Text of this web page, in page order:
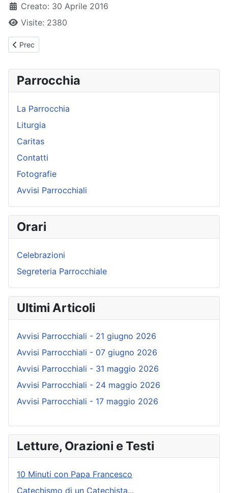
Creato: 30 Aprile 2016
Visite: 2380
Articolo precedente: Papa Francesco - Udienza Giubilare - 22-
Prec
Parrocchia
La Parrocchia
Liturgia
Caritas
Contatti
Fotografie
Avvisi Parrocchiali
Orari
Celebrazioni
Segreteria Parrocchiale
Ultimi Articoli
Avvisi Parrocchiali - 21 giugno 2026
Avvisi Parrocchiali - 07 giugno 2026
Avvisi Parrocchiali - 31 maggio 2026
Avvisi Parrocchiali - 24 maggio 2026
Avvisi Parrocchiali - 17 maggio 2026
Letture, Orazioni e Testi
10 Minuti con Papa Francesco
Catechismo di un Catechista...